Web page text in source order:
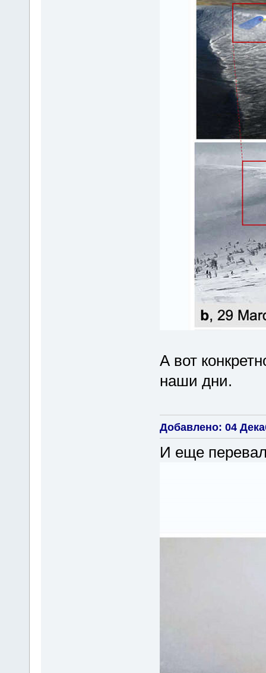
А вот
наши дни.
Добавлено: 04
И еще